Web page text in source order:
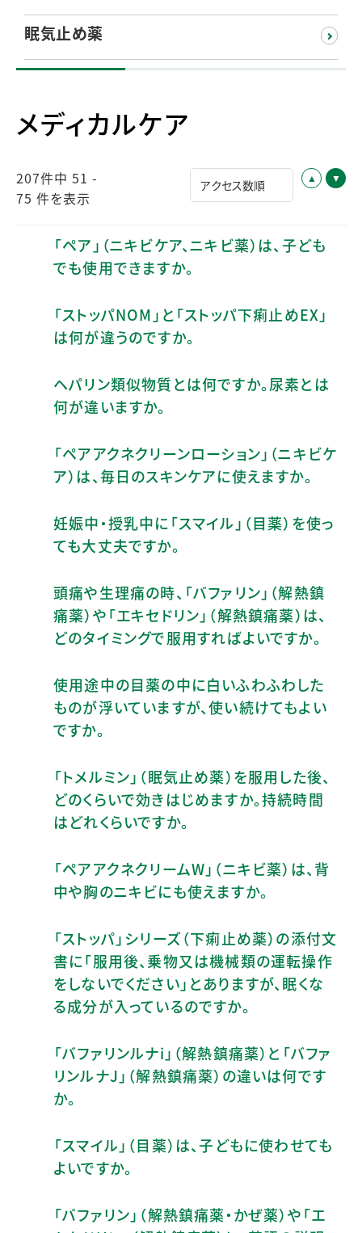
眠気止め薬
メディカルケア
207件中 51 -
75 件を表示
「ペア」（ニキビケア、ニキビ薬）は、子ども
でも使用できますか。
「ストッパNOM」と「ストッパ下痢止めEX」
は何が違うのですか。
ヘパリン類似物質とは何ですか。尿素とは
何が違いますか。
「ペアアクネクリーンローション」（ニキビケ
ア）は、毎日のスキンケアに使えますか。
妊娠中・授乳中に「スマイル」（目薬）を使っ
ても大丈夫ですか。
頭痛や生理痛の時、「バファリン」（解熱鎮
痛薬）や「エキセドリン」（解熱鎮痛薬）は、
どのタイミングで服用すればよいですか。
使用途中の目薬の中に白いふわふわした
ものが浮いていますが、使い続けてもよい
ですか。
「トメルミン」（眠気止め薬）を服用した後、
どのくらいで効きはじめますか。持続時間
はどれくらいですか。
「ペアアクネクリームW」（ニキビ薬）は、背
中や胸のニキビにも使えますか。
「ストッパ」シリーズ（下痢止め薬）の添付文
書に「服用後、乗物又は機械類の運転操作
をしないでください」とありますが、眠くな
る成分が入っているのですか。
「バファリンルナi」（解熱鎮痛薬）と「バファ
リンルナJ」（解熱鎮痛薬）の違いは何です
か。
「スマイル」（目薬）は、子どもに使わせても
よいですか。
「バファリン」（解熱鎮痛薬・かぜ薬）や「エ